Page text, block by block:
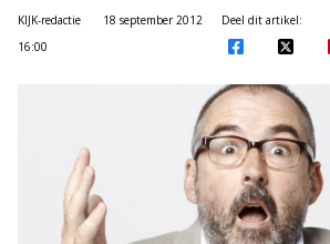
KIJK-redactie
18 september 2012
16:00
Deel dit artikel: